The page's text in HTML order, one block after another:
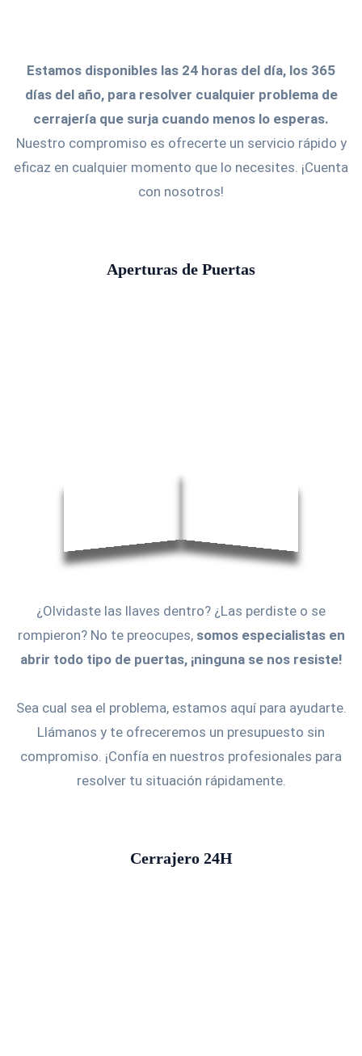
Estamos disponibles las 24 horas del día, los 365
días del año, para resolver cualquier problema de
cerrajería que surja cuando menos lo esperas.
Nuestro compromiso es ofrecerte un servicio rápido y
eficaz en cualquier momento que lo necesites. ¡Cuenta
con nosotros!
Aperturas de Puertas
¿Olvidaste las llaves dentro? ¿Las perdiste o se
rompieron? No te preocupes, somos especialistas en
abrir todo tipo de puertas, ¡ninguna se nos resiste!
Sea cual sea el problema, estamos aquí para ayudarte.
Llámanos y te ofreceremos un presupuesto sin
compromiso. ¡Confía en nuestros profesionales para
resolver tu situación rápidamente.
Cerrajero 24H